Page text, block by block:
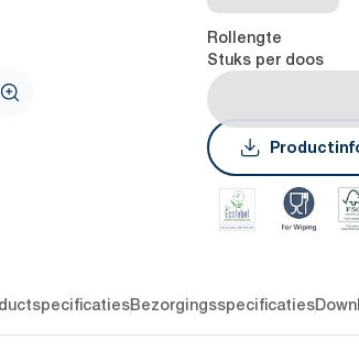
Rollengte
Stuks per doos
Bezorgingsspecificaties